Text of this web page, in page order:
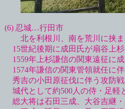
(6) 忍城…行田市
北を利根川、南を荒川に挟まれ
15世紀後期に成田氏が扇谷上杉
1559年上杉謙信の関東遠征に成
1574年謙信の関東管領就任に伴
秀吉の小田原征伐に伴う攻防戦
城代として約500人の侍・足軽
総大将は石田三成、大谷吉継・